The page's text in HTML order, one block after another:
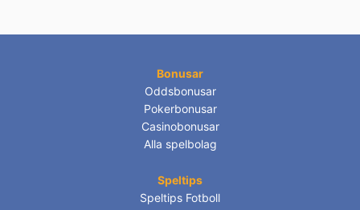
Bonusar
Oddsbonusar
Pokerbonusar
Casinobonusar
Alla spelbolag
Speltips
Speltips Fotboll